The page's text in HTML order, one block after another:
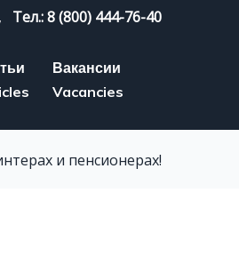
Тел.: 8 (800) 444-76-40
Вакансии
Vacancies
и пенсионерах!